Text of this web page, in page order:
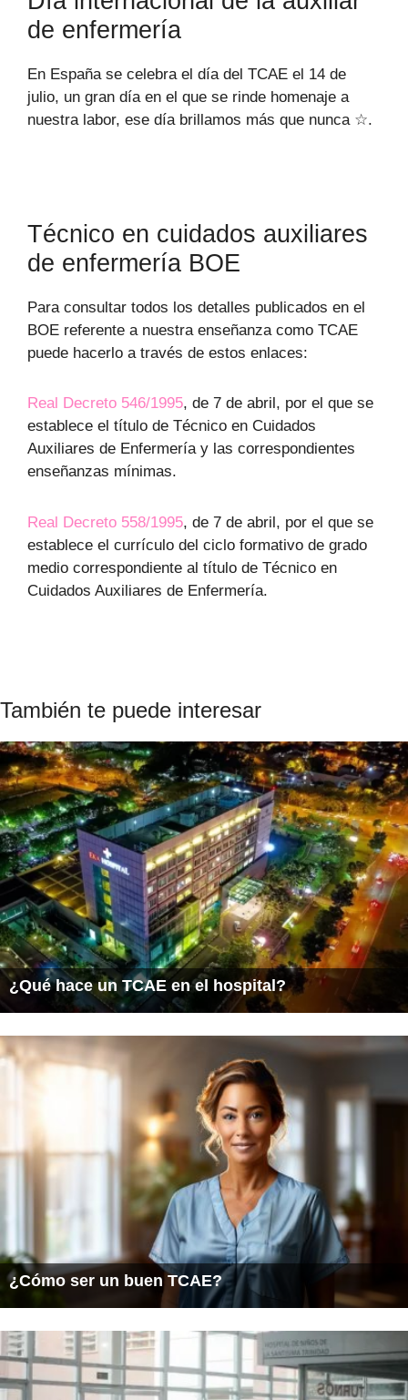
de enfermería
En España se celebra el día del TCAE el 14 de
julio, un gran día en el que se rinde homenaje a
nuestra labor, ese día brillamos más que nunca ☆.
Técnico en cuidados auxiliares
de enfermería BOE
Para consultar todos los detalles publicados en el
BOE referente a nuestra enseñanza como TCAE
puede hacerlo a través de estos enlaces:
Real Decreto 546/1995, de 7 de abril, por el que se
establece el título de Técnico en Cuidados
Auxiliares de Enfermería y las correspondientes
enseñanzas mínimas.
Real Decreto 558/1995, de 7 de abril, por el que se
establece el currículo del ciclo formativo de grado
medio correspondiente al título de Técnico en
Cuidados Auxiliares de Enfermería.
También te puede interesar
¿Qué hace un TCAE en el hospital?
¿Cómo ser un buen TCAE?